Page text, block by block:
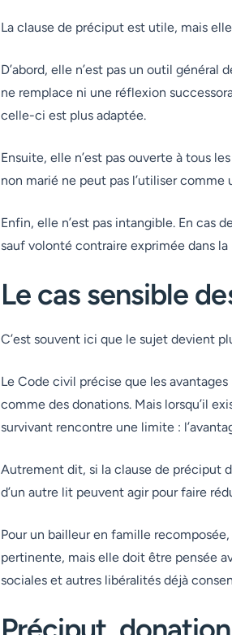
La clause de préciput est utile, mais
D’abord, elle n’est pas un outil
ne remplace ni une réflexion
celle-ci est plus adaptée.
Ensuite, elle n’est pas ouverte à tous
non marié ne peut pas l’utiliser comme
Enfin, elle n’est pas intangible. En cas
sauf volonté contraire exprimée dans la
Le cas sensible
C’est souvent ici que le sujet devient
Le Code civil précise que les
comme des donations. Mais lorsqu’il
survivant rencontre une limite :
Autrement dit, si la clause de préciput
d’un autre lit peuvent agir pour faire
Pour un bailleur en famille
pertinente, mais elle doit être pensée
sociales et autres libéralités déjà